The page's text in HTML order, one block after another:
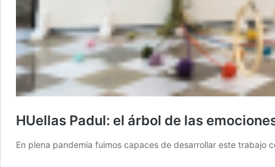
HUellas Padul: el árbol de las
En plena pandemia fuimos capaces de desarrollar este trabajo